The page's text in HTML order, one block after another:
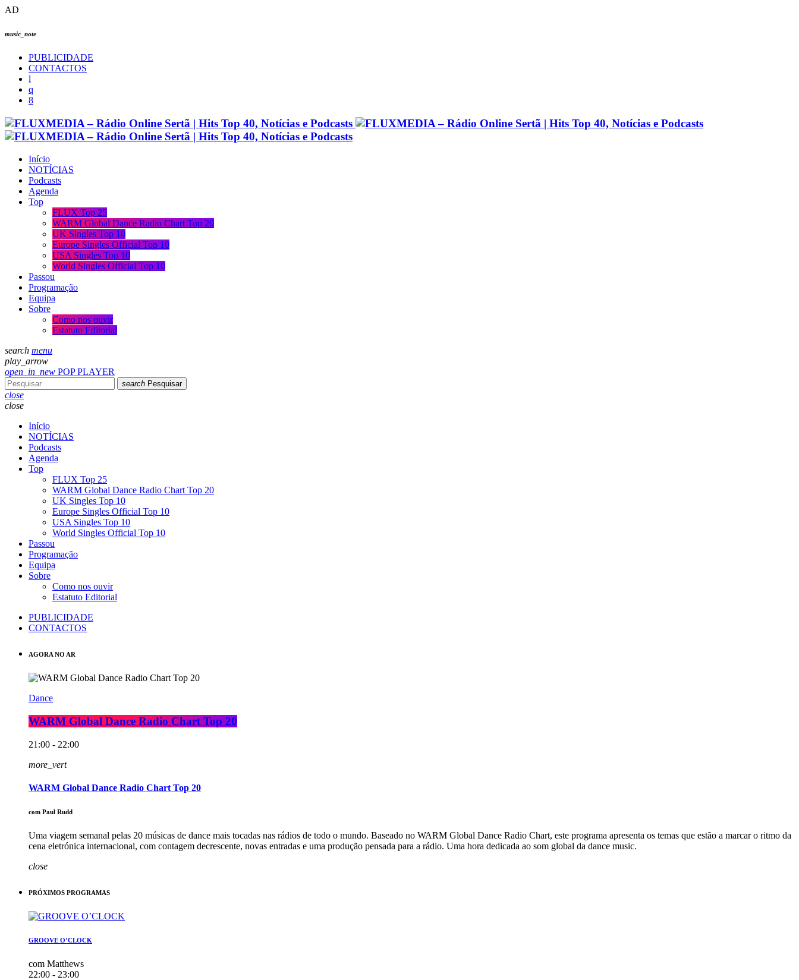
AD
music_note
PUBLICIDADE
CONTACTOS
Início
NOTÍCIAS
Podcasts
Agenda
Top
FLUX Top 25
WARM Global Dance Radio Chart Top 20
UK Singles Top 10
Europe Singles Official Top 10
USA Singles Top 10
World Singles Official Top 10
Passou
Programação
Equipa
Sobre
Como nos ouvir
Estatuto Editorial
search menu
play_arrow
open_in_new POP PLAYER
search Pesquisar
close
close
Início
NOTÍCIAS
Podcasts
Agenda
Top
FLUX Top 25
WARM Global Dance Radio Chart Top 20
UK Singles Top 10
Europe Singles Official Top 10
USA Singles Top 10
World Singles Official Top 10
Passou
Programação
Equipa
Sobre
Como nos ouvir
Estatuto Editorial
PUBLICIDADE
CONTACTOS
AGORA NO AR
Dance
WARM Global Dance Radio Chart Top 20
21:00 - 22:00
more_vert
WARM Global Dance Radio Chart Top 20
com Paul Rudd
Uma viagem semanal pelas 20 músicas de dance mais tocadas nas rádios de todo o mundo. Baseado no WARM Global Dance Radio Chart, este programa apresenta os temas que estão a marcar o ritmo da
cena eletrónica internacional, com contagem decrescente, novas entradas e uma produção pensada para a rádio. Uma hora dedicada ao som global da dance music.
close
PRÓXIMOS PROGRAMAS
GROOVE O’CLOCK
com Matthews
22:00 - 23:00